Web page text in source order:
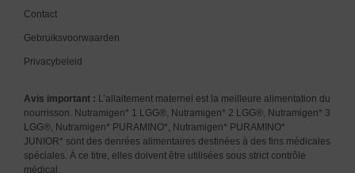
Contact
Gebruiksvoorwaarden
Privacybeleid
Avis important : L’allaitement maternel est la meilleure alimentation du
nourrisson. Nutramigen* 1 LGG®, Nutramigen* 2 LGG®, Nutramigen* 3
LGG®, Nutramigen* PURAMINO*, Nutramigen* PURAMINO*
JUNIOR* sont des denrées alimentaires destinées à des fins médicales
spéciales. À ce titre, elles doivent être utilisées sous strict contrôle
médical.